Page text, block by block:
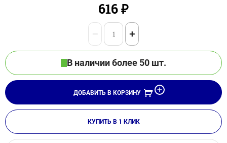
616₽
− +
В наличии более 50 шт.
ДОБАВИТЬ В КОРЗИНУ
КУПИТЬ В 1 КЛИК